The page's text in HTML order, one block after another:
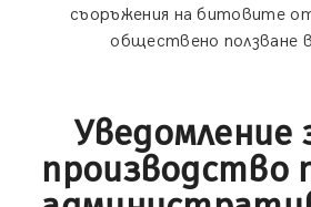
съоръжения на битовите
обществено ползване
Уведомление
производство